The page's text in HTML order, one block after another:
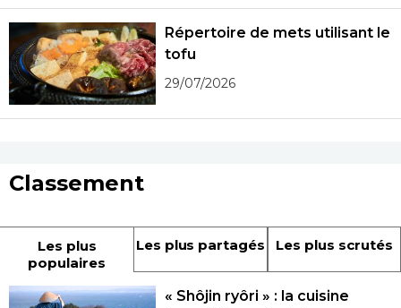
Répertoire de mets utilisant le
tofu
29/07/2026
Classement
Les plus
populaires
Les plus partagés Les plus scrutés
« Shôjin ryôri » : la cuisine